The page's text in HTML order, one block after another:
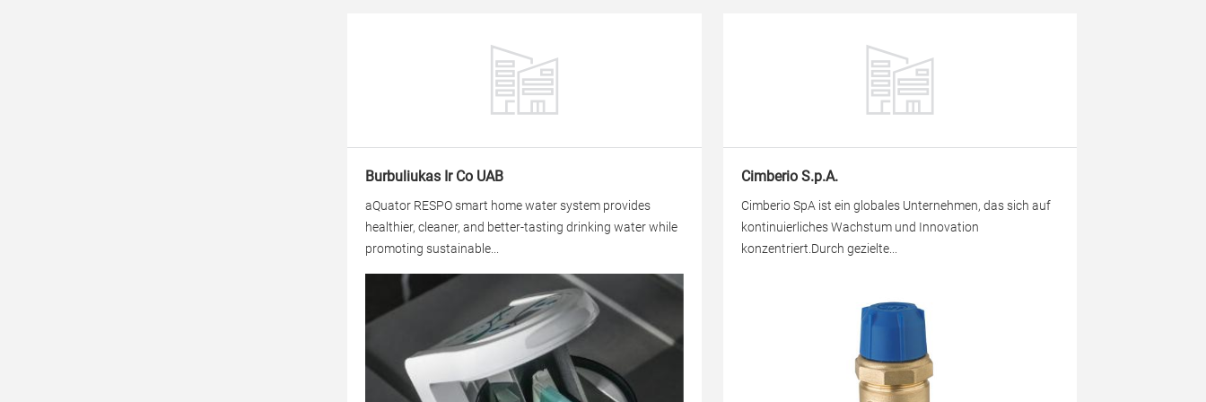
Burbuliukas Ir Co UAB
aQuator RESPO smart home water system provides
healthier, cleaner, and better-tasting drinking water while
promoting sustainable...
Cimberio S.p.A.
Cimberio SpA ist ein globales Unternehmen, das sich auf
kontinuierliches Wachstum und Innovation
konzentriert.Durch gezielte...